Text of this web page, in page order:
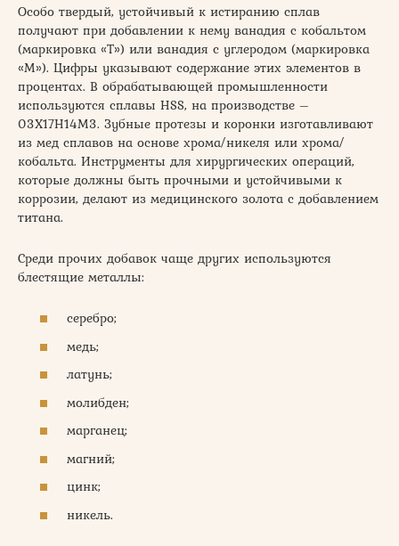
Особо твердый, устойчивый к истиранию сплав
получают при добавлении к нему ванадия с кобальтом
(маркировка «Т») или ванадия с углеродом (маркировка
«М»). Цифры указывают содержание этих элементов в
процентах. В обрабатывающей промышленности
используются сплавы HSS, на производстве –
03X17H14M3. Зубные протезы и коронки изготавливают
из мед сплавов на основе хрома/никеля или хрома/
кобальта. Инструменты для хирургических операций,
которые должны быть прочными и устойчивыми к
коррозии, делают из медицинского золота с добавлением
титана.
Среди прочих добавок чаще других используются
блестящие металлы:
серебро;
медь;
латунь;
молибден;
марганец;
магний;
цинк;
никель.